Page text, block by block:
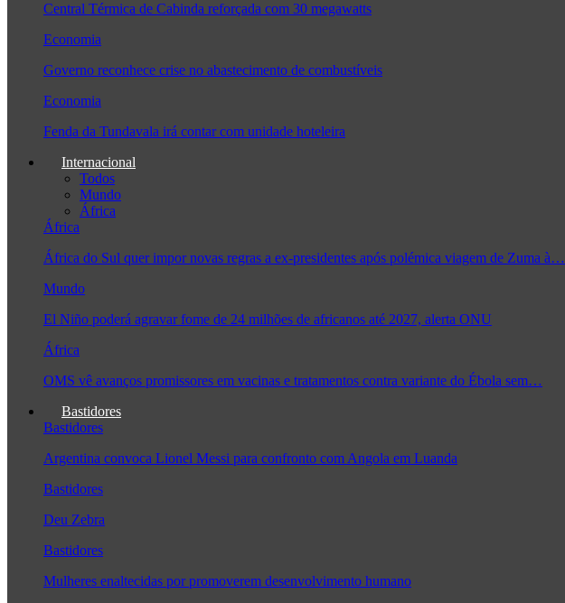
Central Térmica de Cabinda reforçada com 30 megawatts
Economia
Governo reconhece crise no abastecimento de combustíveis
Economia
Fenda da Tundavala irá contar com unidade hoteleira
Internacional
Todos
Mundo
África
África
África do Sul quer impor novas regras a ex-presidentes após polémica viagem de Zuma à…
Mundo
El Niño poderá agravar fome de 24 milhões de africanos até 2027, alerta ONU
África
OMS vê avanços promissores em vacinas e tratamentos contra variante do Ébola sem…
Bastidores
Bastidores
Argentina convoca Lionel Messi para confronto com Angola em Luanda
Bastidores
Deu Zebra
Bastidores
Mulheres enaltecidas por promoverem desenvolvimento humano